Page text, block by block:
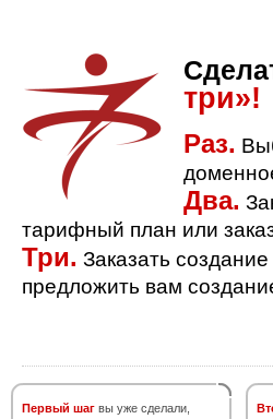
три»!
Раз.
Два.
тарифный план или
Три. Заказать
предложить вам
Первый шаг вы уже сделали,